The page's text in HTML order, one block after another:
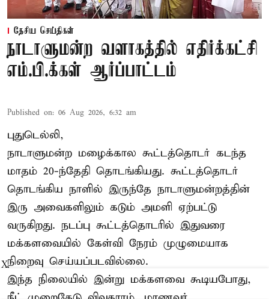
தேசிய செய்திகள்
நாடாளுமன்ற வளாகத்தில் எதிர்க்கட்சி
எம்.பி.க்கள் ஆர்ப்பாட்டம்
Published on: 06 Aug 2026, 6:32 am
புதுடெல்லி,
நாடாளுமன்ற மழைக்கால கூட்டத்தொடர் கடந்த
மாதம் 20-ந்தேதி தொடங்கியது. கூட்டத்தொடர்
தொடங்கிய நாளில் இருந்தே நாடாளுமன்றத்தின்
இரு அவைகளிலும் கடும் அமளி ஏற்பட்டு
வருகிறது. நடப்பு கூட்டத்தொடரில் இதுவரை
மக்களவையில் கேள்வி நேரம் முழுமையாக
நிறைவு செய்யப்படவில்லை.
இந்த நிலையில் இன்று மக்களவை கூடியபோது,
X